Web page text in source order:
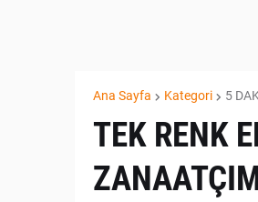
Ana Sayfa Kategori 5
TEK RENK